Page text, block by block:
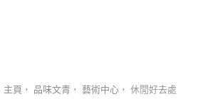
主頁 品味文青 藝術中心 休閒好去處